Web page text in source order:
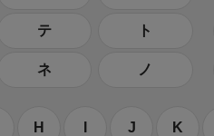
テ ト
ネ ノ
H J K